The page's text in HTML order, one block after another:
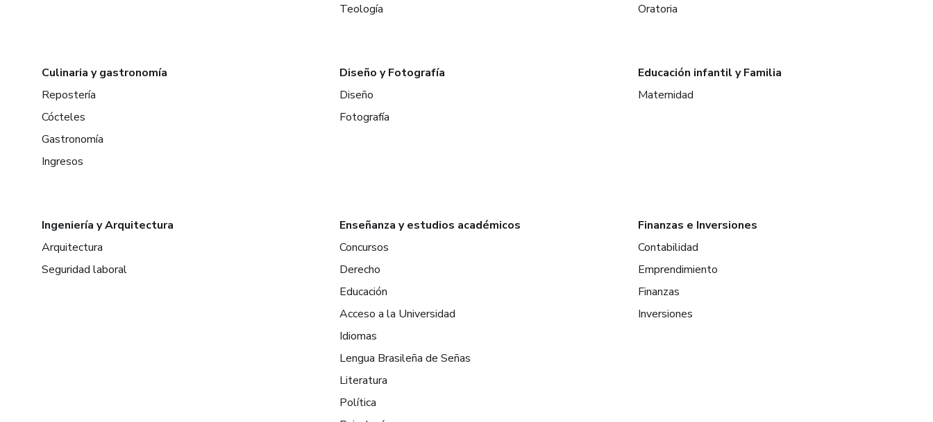
Teología
Oratoria
Culinaria y gastronomía
Repostería
Cócteles
Gastronomía
Ingresos
Diseño y Fotografía
Diseño
Fotografía
Educación infantil y Familia
Maternidad
Ingeniería y Arquitectura
Arquitectura
Seguridad laboral
Enseñanza y estudios académicos
Concursos
Derecho
Educación
Acceso a la Universidad
Idiomas
Lengua Brasileña de Señas
Literatura
Política
Finanzas e Inversiones
Contabilidad
Emprendimiento
Finanzas
Inversiones